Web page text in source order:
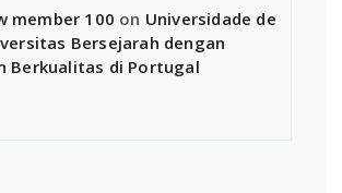
member 100 on Universidade de
Bersejarah dengan
Berkualitas di Portugal